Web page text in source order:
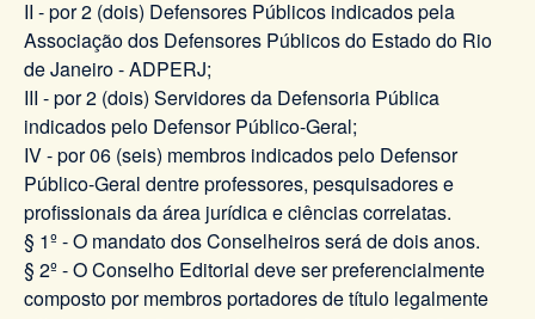
II - por 2 (dois) Defensores Públicos indicados pela
Associação dos Defensores Públicos do Estado do Rio
de Janeiro - ADPERJ;
III - por 2 (dois) Servidores da Defensoria Pública
indicados pelo Defensor Público-Geral;
IV - por 06 (seis) membros indicados pelo Defensor
Público-Geral dentre professores, pesquisadores e
profissionais da área jurídica e ciências correlatas.
§ 1º - O mandato dos Conselheiros será de dois anos.
§ 2º - O Conselho Editorial deve ser preferencialmente
composto por membros portadores de título legalmente